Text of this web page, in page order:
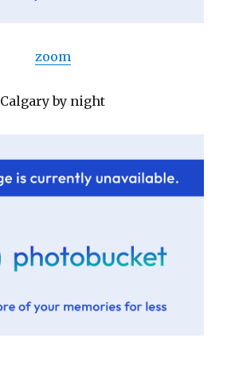
zoom
Calgary by night